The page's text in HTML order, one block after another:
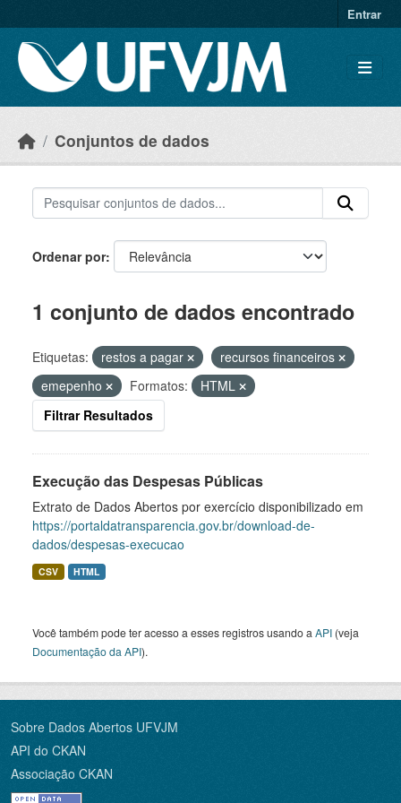
Entrar
Conjuntos de dados
Ordenar por
1 conjunto de dados encontrado
Etiquetas: restos a pagar
recursos financeiros
emepenho
Formatos:
HTML
Filtrar Resultados
Execução das Despesas Públicas
Extrato de Dados Abertos por exercício disponibilizado em
https://portaldatransparencia.gov.br/download-de-
dados/despesas-execucao
CSV HTML
Você também pode ter acesso a esses registros usando a API (veja
Documentação da API).
Sobre Dados Abertos UFVJM
API do CKAN
Associação CKAN